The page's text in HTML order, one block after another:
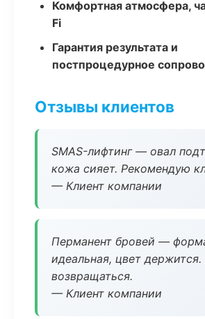
Комфортная атмосфера,
Fi
Гарантия результата и
постпроцедурное
Отзывы клиентов
SMAS-лифтинг — овал
кожа сияет. Рекомендую
— Клиент компании
Перманент бровей —
идеальная, цвет держится.
возвращаться.
— Клиент компании